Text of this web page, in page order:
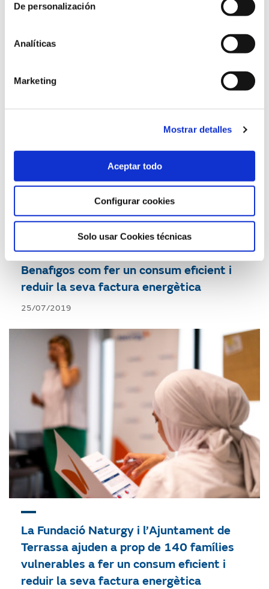
De personalización
Analíticas
Marketing
Mostrar detalles
Aceptar todo
Configurar cookies
Solo usar Cookies técnicas
31/07/2019
L’Escola d’Energia de la Fundació Naturgy
explica a famílies vulnerables de
Benafigos com fer un consum eficient i
reduir la seva factura energètica
25/07/2019
La Fundació Naturgy i l’Ajuntament de
Terrassa ajuden a prop de 140 famílies
vulnerables a fer un consum eficient i
reduir la seva factura energètica